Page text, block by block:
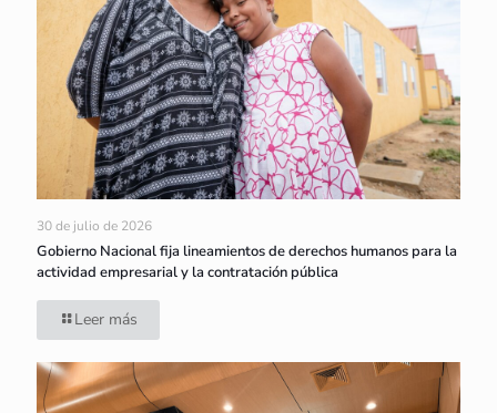
30 de julio de 2026
Gobierno Nacional fija lineamientos de derechos humanos para la
actividad empresarial y la contratación pública
Leer más